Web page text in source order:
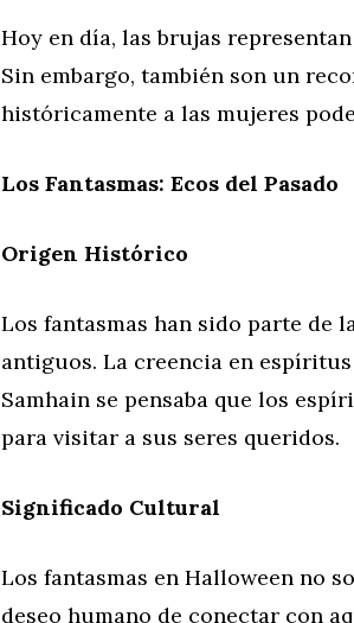
Hoy en día, las brujas
Sin embargo, también son un
históricamente a las mujeres
Los Fantasmas: Ecos del Pasado
Origen Histórico
Los fantasmas han sido parte de
antiguos. La creencia en
Samhain se pensaba que los
para visitar a sus seres queridos.
Significado Cultural
Los fantasmas en Halloween no
deseo humano de conectar con